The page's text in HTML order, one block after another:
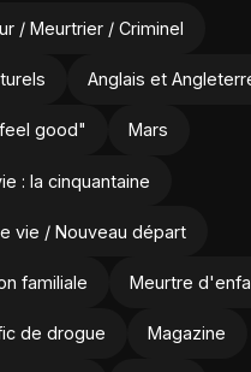
/ Meurtrier / Criminel
Anglais et
good" Mars
: la cinquantaine
vie / Nouveau départ
familiale Meurtre
de drogue Magazine